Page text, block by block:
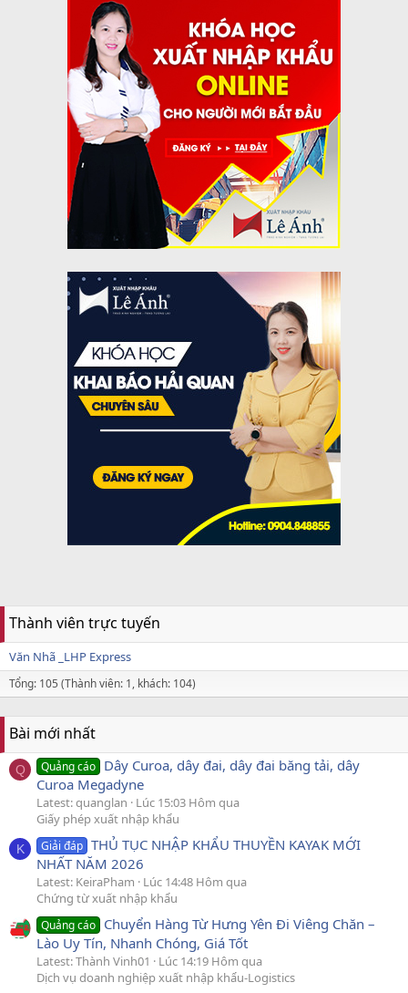
Thành viên trực tuyến
Văn Nhã _LHP Express
Tổng: 105 (Thành viên: 1, khách: 104)
Bài mới nhất
Q Quảng cáo Dây Curoa, dây đai, dây đai băng tải, dây
Curoa Megadyne
Latest: quanglan
Lúc 15:03 Hôm qua
Giấy phép xuất nhập khẩu
K Giải đáp THỦ TỤC NHẬP KHẨU THUYỀN KAYAK MỚI
NHẤT NĂM 2026
Latest: KeiraPham
Lúc 14:48 Hôm qua
Chứng từ xuất nhập khẩu
Quảng cáo Chuyển Hàng Từ Hưng Yên Đi Viêng Chăn –
Lào Uy Tín, Nhanh Chóng, Giá Tốt
Latest: Thành Vinh01
Lúc 14:19 Hôm qua
Dịch vụ doanh nghiệp xuất nhập khẩu-Logistics